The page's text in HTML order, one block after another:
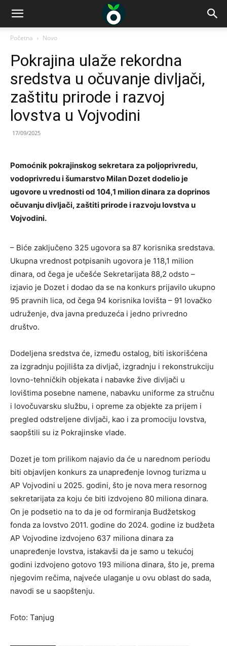
Početna Novo
Pokrajina ulaže rekordna
sredstva u očuvanje divljači,
zaštitu prirode i razvoj
lovstva u Vojvodini
17/09/2025
Pomoćnik pokrajinskog sekretara za poljoprivredu,
vodoprivredu i šumarstvo Milan Dozet dodelio je
ugovore u vrednosti od 104,1 milion dinara za doprinos
očuvanju divljači, zaštiti prirode i razvoju lovstva u
Vojvodini.
– Biće zaključeno 325 ugovora sa 87 korisnika sredstava.
Ukupna vrednost potpisanih ugovora je 118,1 milion
dinara, od čega je učešće Sekretarijata 88,2 odsto –
izjavio je Dozet i dodao da se na konkurs prijavilo ukupno
95 pravnih lica, od čega 94 korisnika lovišta – 91 lovačko
udruženje, dva javna preduzeća i jedno privredno
društvo.
Dodeljena sredstva će, između ostalog, biti iskorišćena
za izgradnju pojilišta za divljač, izgradnju i rekonstrukciju
lovno-tehničkih objekata i nabavke žive divljači u
lovištima posebne namene, nabavku uniforme za stručnu
i lovočuvarsku službu, i opreme za objekte za prijem i
pregled odstreljene divljači, kao i za promociju lovstva,
saopštili su iz Pokrajinske vlade.
Dozet je tom prilikom najavio da će u narednom periodu
biti objavljen konkurs za unapređenje lovnog turizma u
AP Vojvodini u 2025. godini, što je nova mera resornog
sekretarijata za koju će biti izdvojeno 80 miliona dinara.
On je podsetio na to da je od formiranja Budžetskog
fonda za lovstvo 2011. godine do 2024. godine iz budžeta
AP Vojvodine izdvojeno 637 miliona dinara za
unapređenje lovstva, istakavši da je samo u tekućoj
godini izdvojeno gotovo 193 miliona dinara, što je, prema
njegovim rečima, najveće ulaganje u ovu oblast do sada,
navodi se u saopštenju.
Foto: Tanjug